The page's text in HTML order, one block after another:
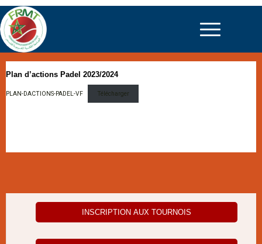
Plan d’actions Padel 2023/2024
PLAN-DACTIONS-PADEL-VF Télécharger
INSCRIPTION AUX TOURNOIS